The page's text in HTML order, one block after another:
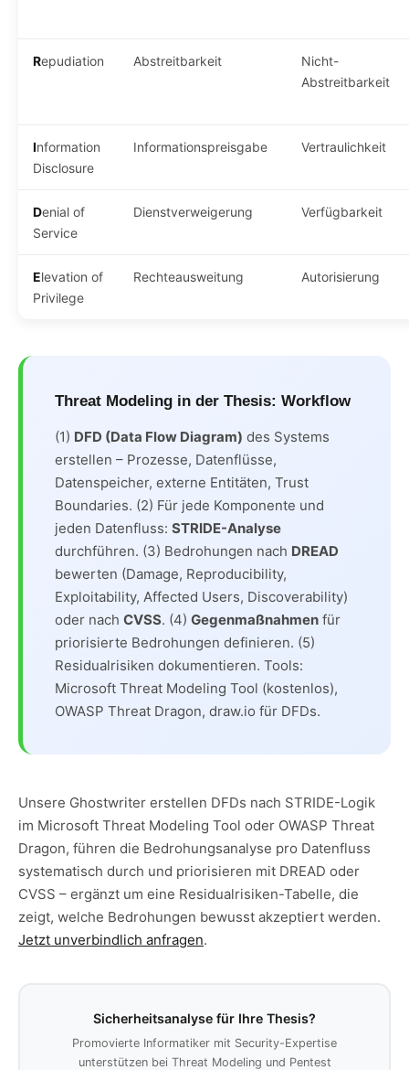
Repudiation Abstreitbarkeit
Nicht-
Abstreitbarkeit
Information
Disclosure
Informationspreisgabe Vertraulichkeit
Denial of
Service
Dienstverweigerung Verfügbarkeit
Elevation of
Privilege
Rechteausweitung Autorisierung
Threat Modeling in der Thesis: Workflow
(1) DFD (Data Flow Diagram) des Systems
erstellen – Prozesse, Datenflüsse,
Datenspeicher, externe Entitäten, Trust
Boundaries. (2) Für jede Komponente und
jeden Datenfluss: STRIDE-Analyse
durchführen. (3) Bedrohungen nach DREAD
bewerten (Damage, Reproducibility,
Exploitability, Affected Users, Discoverability)
oder nach CVSS. (4) Gegenmaßnahmen für
priorisierte Bedrohungen definieren. (5)
Residualrisiken dokumentieren. Tools:
Microsoft Threat Modeling Tool (kostenlos),
OWASP Threat Dragon, draw.io für DFDs.
Unsere Ghostwriter erstellen DFDs nach STRIDE-Logik
im Microsoft Threat Modeling Tool oder OWASP Threat
Dragon, führen die Bedrohungsanalyse pro Datenfluss
systematisch durch und priorisieren mit DREAD oder
CVSS – ergänzt um eine Residualrisiken-Tabelle, die
zeigt, welche Bedrohungen bewusst akzeptiert werden.
Jetzt unverbindlich anfragen.
Sicherheitsanalyse für Ihre Thesis?
Promovierte Informatiker mit Security-Expertise
unterstützen bei Threat Modeling und Pentest